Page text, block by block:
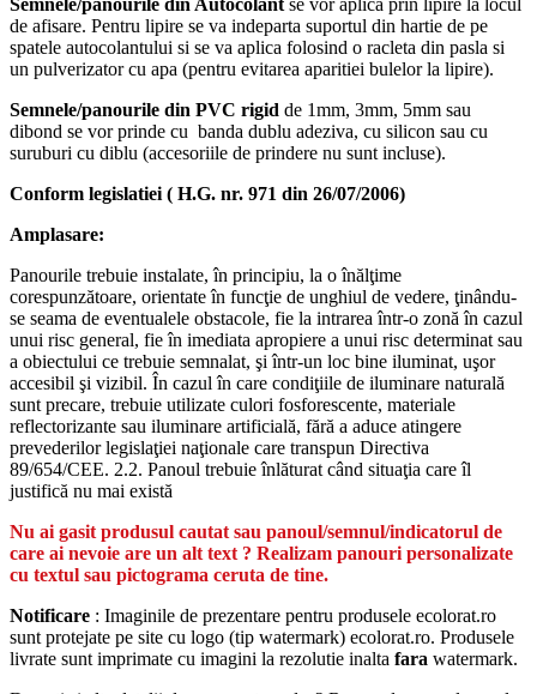
de afisare. Pentru lipire se va indeparta suportul din hartie de pe
spatele autocolantului si se va aplica folosind o racleta din pasla si
un pulverizator cu apa (pentru evitarea aparitiei bulelor la lipire).
Semnele/panourile din PVC rigid de 1mm, 3mm, 5mm sau
dibond se vor prinde cu banda dublu adeziva, cu silicon sau cu
suruburi cu diblu (accesoriile de prindere nu sunt incluse).
Conform legislatiei ( H.G. nr. 971 din 26/07/2006)
Amplasare:
Panourile trebuie instalate, în principiu, la o înălţime
corespunzătoare, orientate în funcţie de unghiul de vedere, ţinându-
se seama de eventualele obstacole, fie la intrarea într-o zonă în cazul
unui risc general, fie în imediata apropiere a unui risc determinat sau
a obiectului ce trebuie semnalat, şi într-un loc bine iluminat, uşor
accesibil şi vizibil. În cazul în care condiţiile de iluminare naturală
sunt precare, trebuie utilizate culori fosforescente, materiale
reflectorizante sau iluminare artificială, fără a aduce atingere
prevederilor legislaţiei naţionale care transpun Directiva
89/654/CEE. 2.2. Panoul trebuie înlăturat când situaţia care îl
justifică nu mai există
Nu ai gasit produsul cautat sau panoul/semnul/indicatorul de
care ai nevoie are un alt text ? Realizam panouri personalizate
cu textul sau pictograma ceruta de tine.
Notificare : Imaginile de prezentare pentru produsele ecolorat.ro
sunt protejate pe site cu logo (tip watermark) ecolorat.ro. Produsele
livrate sunt imprimate cu imagini la rezolutie inalta fara watermark.